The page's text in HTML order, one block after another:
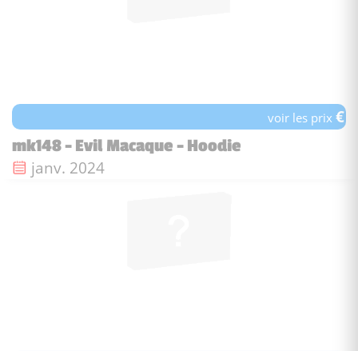
voir les prix€
mk148 - Evil Macaque - Hoodie
Date de sortie :
janv. 2024